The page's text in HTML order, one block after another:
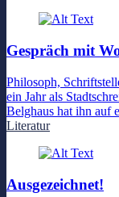
Gespräch mit
Philosoph,
ein Jahr als
Belghaus hat ihn auf
Literatur
Ausgezeichnet!